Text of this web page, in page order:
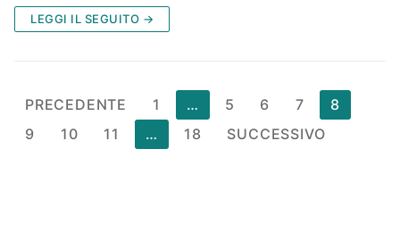
LEGGI IL SEGUITO →
Paginazione
degli
PRECEDENTE 1 … 5 6 7
8
9
10 11 … 18 SUCCESSIVO